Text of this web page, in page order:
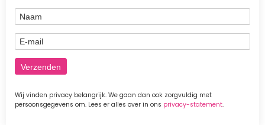
Naam
E-mail
Wij vinden privacy belangrijk. We gaan dan ook zorgvuldig met
persoonsgegevens om. Lees er alles over in ons privacy-statement.